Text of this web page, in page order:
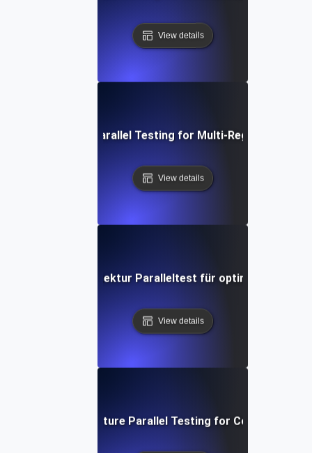
View details
Distributed API Parallel Testing for Multi-Region
View details
Event-Driven-Architektur Paralleltest für optimierte
View details
Cloud Infrastructure Parallel Testing for Consistent